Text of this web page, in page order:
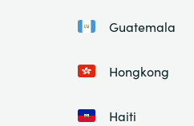
Guatemala
Hongkong
Haiti